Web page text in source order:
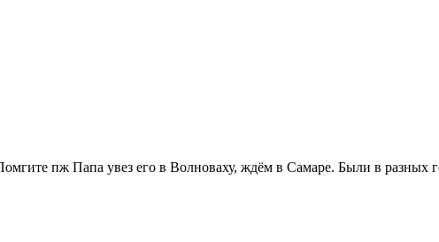
пж Папа увез его в Волноваху, ждём в Самаре. Были в разных